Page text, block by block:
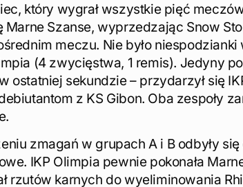
który wygrał wszystkie pięć
Marne Szanse, wyprzedzając Snow
meczu. Nie było niespodzianki
(4 zwycięstwa, 1 remis). Jedyny
ostatniej sekundzie – przydarzył się
z KS Gibon. Oba zespoły
zmagań w grupach A i B odbyły
IKP Olimpia pewnie pokonała
rzutów karnych do wyeliminowania